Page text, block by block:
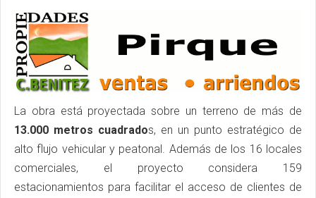
La obra está proyectada sobre un terreno de más de
13.000 metros cuadrados, en un punto estratégico de
alto flujo vehicular y peatonal. Además de los 16 locales
comerciales, el proyecto considera 159
estacionamientos para facilitar el acceso de clientes de